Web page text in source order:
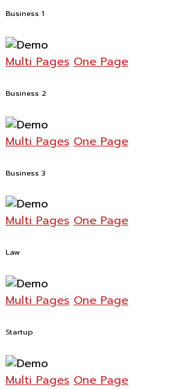
Business 1
Multi Pages One Page
Business 2
Multi Pages One Page
Business 3
Multi Pages One Page
Law
Multi Pages One Page
Startup
Multi Pages One Page